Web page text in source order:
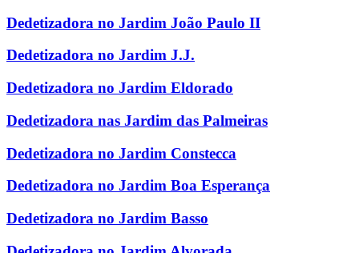
Dedetizadora no Jardim João Paulo II
Dedetizadora no Jardim J.J.
Dedetizadora no Jardim Eldorado
Dedetizadora nas Jardim das Palmeiras
Dedetizadora no Jardim Constecca
Dedetizadora no Jardim Boa Esperança
Dedetizadora no Jardim Basso